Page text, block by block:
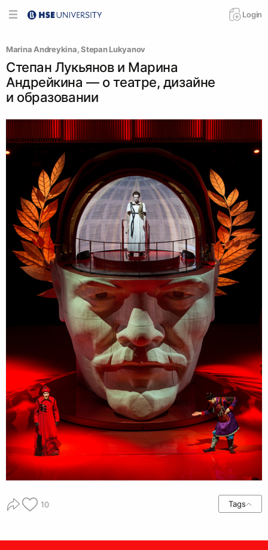
Login
Marina Andreykina, Stepan Lukyanov
Степан Лукьянов и Марина
Андрейкина — о театре, дизайне
и образовании
10 Tags